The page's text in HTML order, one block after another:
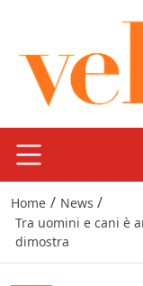
Home / News /
Tra uomini e cani è
dimostra